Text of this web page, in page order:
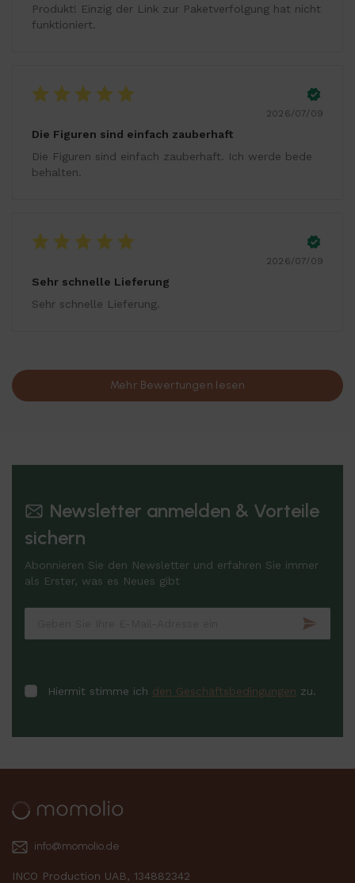
Produkt! Einzig der Link zur Paketverfolgung hat nicht
funktioniert.
2026/07/09
Die Figuren sind einfach zauberhaft
Die Figuren sind einfach zauberhaft. Ich werde bede
behalten.
2026/07/09
Sehr schnelle Lieferung
Sehr schnelle Lieferung.
Mehr Bewertungen lesen
Newsletter anmelden & Vorteile
sichern
Abonnieren Sie den Newsletter und erfahren Sie immer
als Erster, was es Neues gibt
Hiermit stimme ich den Geschäftsbedingungen zu.
info@momolio.de
INCO Production UAB, 134882342